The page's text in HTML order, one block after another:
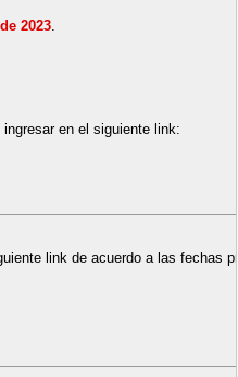
2023
en el siguiente link:
link de acuerdo a las fechas